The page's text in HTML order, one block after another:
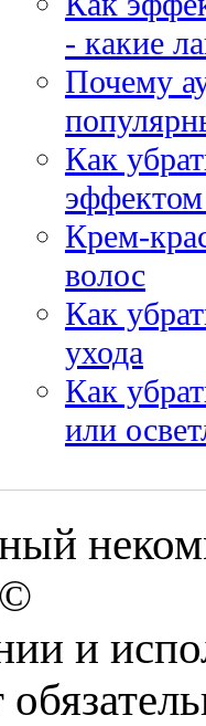
- какие
Почему
Как
Крем-
волос
Как
ухода
Как
или
и